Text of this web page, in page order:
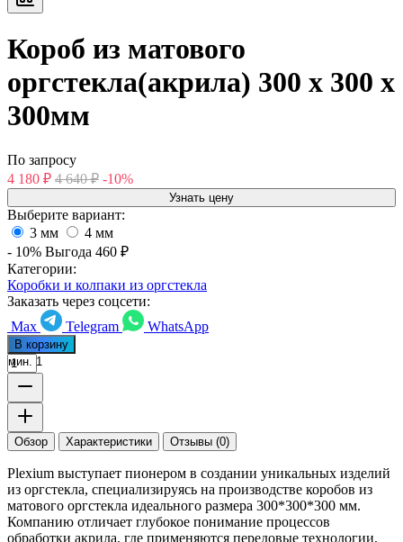
Короб из матового
оргстекла(акрила) 300 х 300 х
300мм
По запросу
4 180 ₽ 4 640 ₽ -10%
Узнать цену
Выберите вариант:
3 мм
4 мм
- 10% Выгода 460 ₽
Категории:
Коробки и колпаки из оргстекла
Заказать через соцсети:
Max
Telegram WhatsApp
В корзину
мин. 1
Обзор Характеристики Отзывы (0)
Plexium выступает пионером в создании уникальных изделий
из оргстекла, специализируясь на производстве коробов из
матового оргстекла идеального размера 300*300*300 мм.
Компанию отличает глубокое понимание процессов
обработки акрила, где применяются передовые технологии,